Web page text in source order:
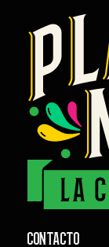
CONTACTO